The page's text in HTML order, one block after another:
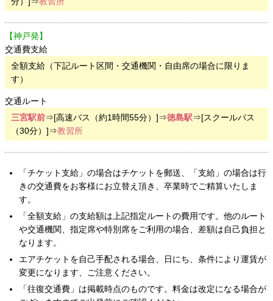
【神戸発】
交通費支給
全額支給（下記ルート区間・交通機関・自由席の場合に限りま
す）
交通ルート
三宮駅前⇒[高速バス（約1時間55分）]⇒徳島駅⇒[スクールバス
（30分）]⇒教習所
「チケット支給」の場合はチケットを郵送、「支給」の場合は行
きの交通費をお客様にお立替え頂き、卒業時でご精算いたしま
す。
「全額支給」の支給額は上記指定ルートの費用です。他のルート
や交通機関、指定席や特別席をご利用の場合、差額は自己負担と
なります。
エアチケットを自己手配される場合、日にち、条件により運賃が
変更になります、ご注意ください。
「往復交通費」は掲載時点のものです。料金は改定になる場合が